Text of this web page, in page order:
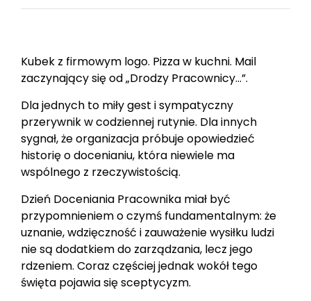
Kubek z firmowym logo. Pizza w kuchni. Mail
zaczynający się od „Drodzy Pracownicy…”.
Dla jednych to miły gest i sympatyczny
przerywnik w codziennej rutynie. Dla innych
sygnał, że organizacja próbuje opowiedzieć
historię o docenianiu, która niewiele ma
wspólnego z rzeczywistością.
Dzień Doceniania Pracownika miał być
przypomnieniem o czymś fundamentalnym: że
uznanie, wdzięczność i zauważenie wysiłku ludzi
nie są dodatkiem do zarządzania, lecz jego
rdzeniem. Coraz częściej jednak wokół tego
święta pojawia się sceptycyzm.